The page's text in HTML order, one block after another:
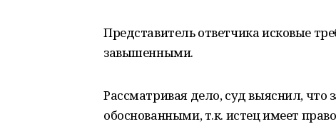
Представитель ответчика исковые
завышенными.
Рассматривая дело, суд выяснил, что
обоснованными, т.к. истец имеет